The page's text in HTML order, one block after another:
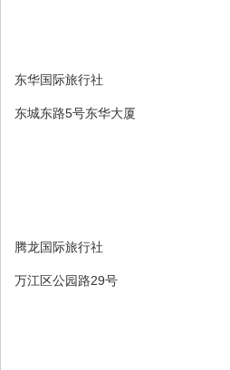
东华国际旅行社
东城东路5号东华大厦
腾龙国际旅行社
万江区公园路29号